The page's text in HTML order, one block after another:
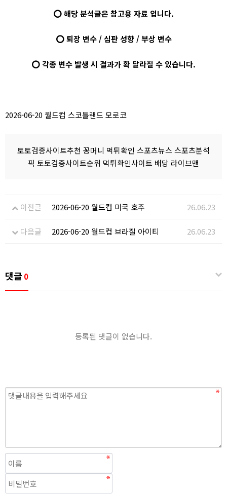
⭕ 해당 분석글은 참고용 자료 입니다.
⭕ 퇴장 변수 / 심판 성향 / 부상 변수
⭕ 각종 변수 발생 시 결과가 확 달라질 수 있습니다.
2026-06-20 월드컵 스코틀랜드 모로코
토토검증사이트추천 꽁머니 먹튀확인 스포츠뉴스 스포츠분석
픽 토토검증사이트순위 먹튀확인사이트 배당 라이브맨
이전글 2026-06-20 월드컵 미국 호주 26.06.23
다음글 2026-06-20 월드컵 브라질 아이티 26.06.23
댓글 0
등록된 댓글이 없습니다.